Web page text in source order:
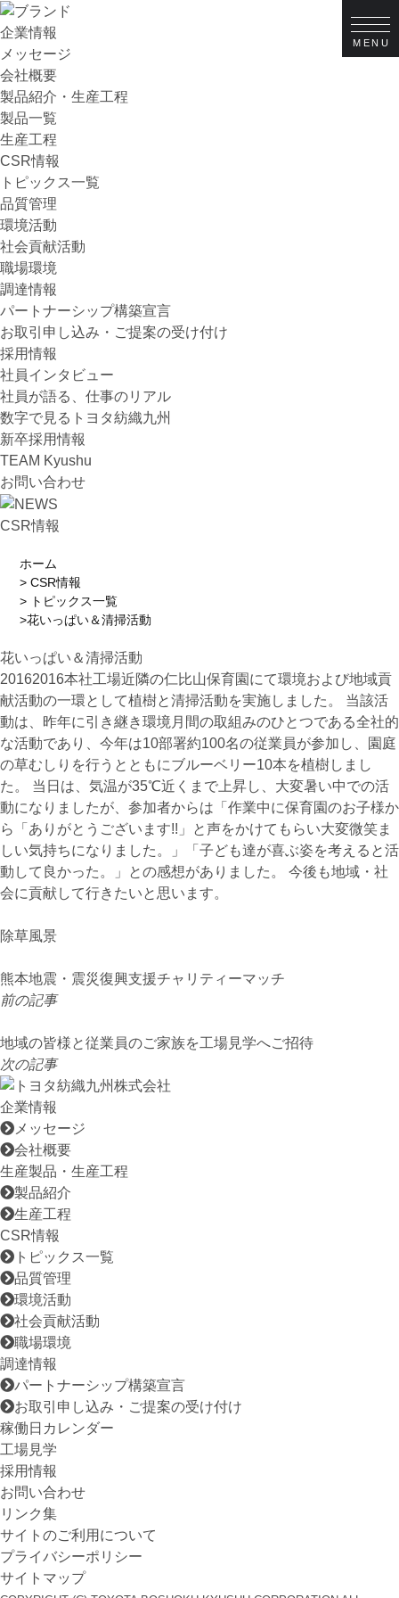
企業情報
メッセージ
会社概要
製品紹介・生産工程
製品一覧
生産工程
CSR情報
トピックス一覧
品質管理
環境活動
社会貢献活動
職場環境
調達情報
パートナーシップ構築宣言
お取引申し込み・ご提案の受け付け
採用情報
社員インタビュー
社員が語る、仕事のリアル
数字で見るトヨタ紡織九州
新卒採用情報
TEAM Kyushu
お問い合わせ
CSR情報
ホーム
CSR情報
トピックス一覧
花いっぱい＆清掃活動
花いっぱい＆清掃活動
20162016本社工場近隣の仁比山保育園にて環境および地域貢
献活動の一環として植樹と清掃活動を実施しました。 当該活
動は、昨年に引き継き環境月間の取組みのひとつである全社的
な活動であり、今年は10部署約100名の従業員が参加し、園庭
の草むしりを行うとともにブルーベリー10本を植樹しまし
た。 当日は、気温が35℃近くまで上昇し、大変暑い中での活
動になりましたが、参加者からは「作業中に保育園のお子様か
ら「ありがとうございます!!」と声をかけてもらい大変微笑ま
しい気持ちになりました。」「子ども達が喜ぶ姿を考えると活
動して良かった。」との感想がありました。 今後も地域・社
会に貢献して行きたいと思います。
除草風景
熊本地震・震災復興支援チャリティーマッチ
前の記事
地域の皆様と従業員のご家族を工場見学へご招待
次の記事
企業情報
メッセージ
会社概要
生産製品・生産工程
製品紹介
生産工程
CSR情報
トピックス一覧
品質管理
環境活動
社会貢献活動
職場環境
調達情報
パートナーシップ構築宣言
お取引申し込み・ご提案の受け付け
稼働日カレンダー
工場見学
採用情報
お問い合わせ
リンク集
サイトのご利用について
プライバシーポリシー
サイトマップ